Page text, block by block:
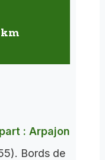
km
: Arpajon
Bords de